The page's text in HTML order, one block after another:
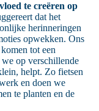
te creëren op
dat het
herinneringen
opwekken. Ons
tot een
op verschillende
helpt. Zo fietsen
en doen we
te planten en de